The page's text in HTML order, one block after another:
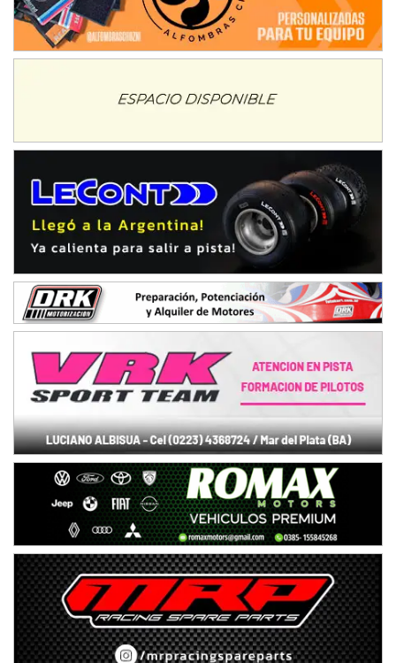
La Rioja (La Rioja)
PROKART NEUQUINO - F6
25 de Mayo (Buenos Aires)